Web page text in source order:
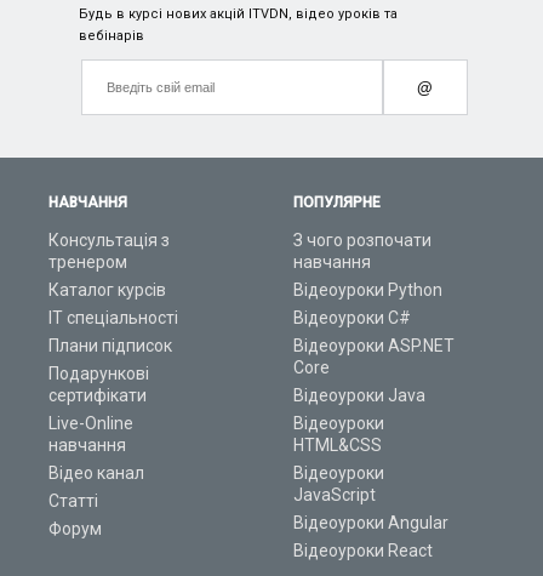
НАВЧАННЯ
Консультація з
тренером
Каталог курсів
ІТ спеціальності
Плани підписок
Подарункові
сертифікати
Live-Online
навчання
Відео канал
Статті
Форум
ПОПУЛЯРНЕ
З чого розпочати
навчання
Відеоуроки Python
Відеоуроки C#
Відеоуроки ASP.NET
Core
Відеоуроки Java
Відеоуроки
HTML&CSS
Відеоуроки
JavaScript
Відеоуроки Angular
Відеоуроки React
Будь в курсі нових акцій ITVDN, відео уроків та
вебінарів
@